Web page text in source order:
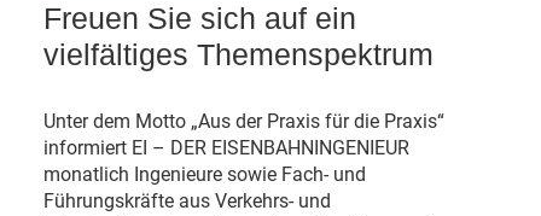
Freuen Sie sich auf ein
vielfältiges Themenspektrum
Unter dem Motto „Aus der Praxis für die Praxis“
informiert EI – DER EISENBAHNINGENIEUR
monatlich Ingenieure sowie Fach- und
Führungskräfte aus Verkehrs- und